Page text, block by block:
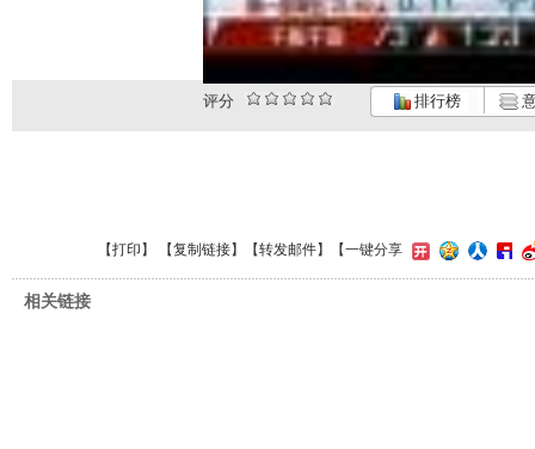
评分 排行榜
【打印 】 【复制链接】【转发邮件】 【一键分享
相关链接